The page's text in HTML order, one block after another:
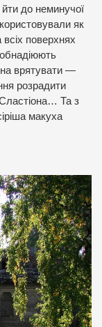
до неминучої
як
всіх поверхнях
врятувати —
розрадити
Та з
макуха